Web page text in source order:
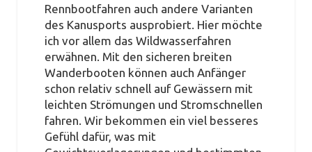
Rennbootfahren auch andere Varianten
des Kanusports ausprobiert. Hier möchte
ich vor allem das Wildwasserfahren
erwähnen. Mit den sicheren breiten
Wanderbooten können auch Anfänger
schon relativ schnell auf Gewässern mit
leichten Strömungen und Stromschnellen
fahren. Wir bekommen ein viel besseres
Gefühl dafür, was mit